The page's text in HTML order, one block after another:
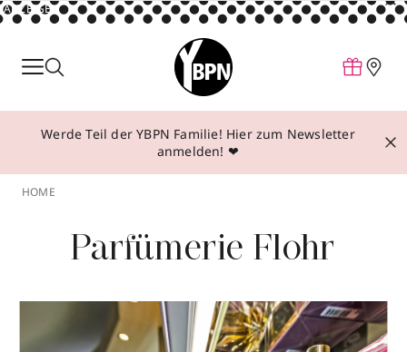
ANZEIGE
Parfum
Make-up
Behandlungen
Über YBPN
Aktionen
Storefinder
Werde Teil der YBPN Familie! Hier zum Newsletter
anmelden! ❤
HOME
Parfümerie Flohr